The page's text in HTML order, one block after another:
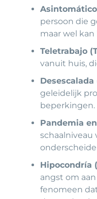
persoon die
maar wel
Teletrabajo
vanuit huis,
geleidelijk
beperkingen.
Pandemia
schaalniveau
Hipocondría
angst om
fenomeen